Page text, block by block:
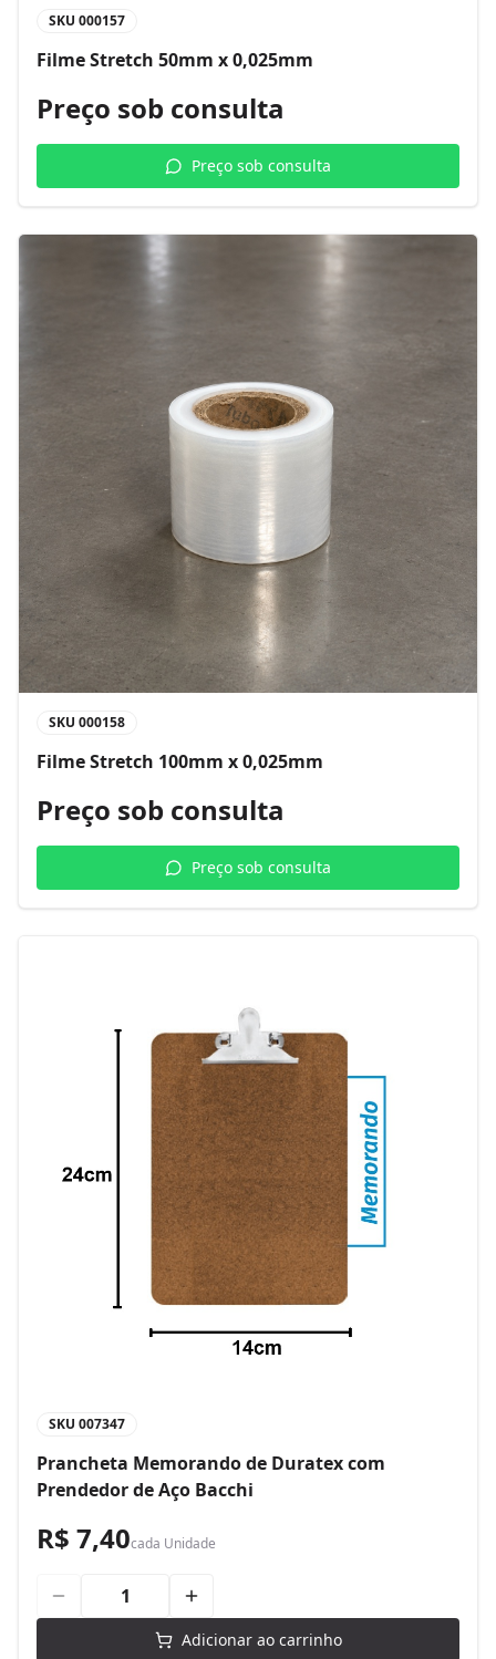
SKU 000157
Filme Stretch 50mm x 0,025mm
Preço sob consulta
Preço sob consulta
SKU 000158
Filme Stretch 100mm x 0,025mm
Preço sob consulta
Preço sob consulta
SKU 007347
Prancheta Memorando de Duratex com
Prendedor de Aço Bacchi
R$ 7,40cada Unidade
Adicionar ao carrinho